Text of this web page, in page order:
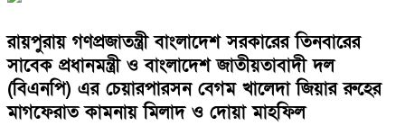
রায়পুরায় গণপ্রজাতন্ত্রী বাংলাদেশ সরকারের তিনবারের
সাবেক প্রধানমন্ত্রী ও বাংলাদেশ জাতীয়তাবাদী দল
(বিএনপি) এর চেয়ারপারসন বেগম খালেদা জিয়ার রুহের
মাগফেরাত কামনায় মিলাদ ও দোয়া মাহফিল